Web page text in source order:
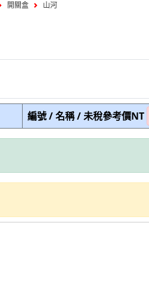
開關盒 山河
編號 / 名稱 / 未稅參考價NT